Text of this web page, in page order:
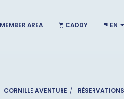
MEMBER AREA CADDY EN
CORNILLE AVENTURE RÉSERVATIONS